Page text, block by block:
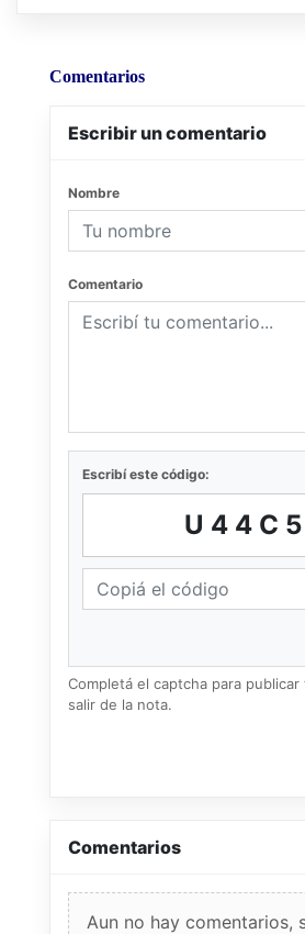
Comentarios
Escribir un comentario
Nombre
Comentario
Escribí este código:
U44C5
Completá el captcha para
salir de la nota.
Comentarios
Aun no hay comentarios,